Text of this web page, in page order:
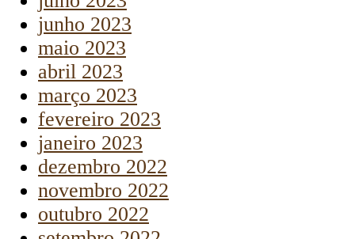
junho 2023
maio 2023
abril 2023
março 2023
fevereiro 2023
janeiro 2023
dezembro 2022
novembro 2022
outubro 2022